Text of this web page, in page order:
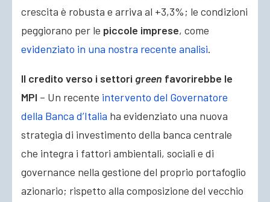
crescita è robusta e arriva al +3,3%; le condizioni
peggiorano per le piccole imprese, come
evidenziato in una nostra recente analisi.
Il credito verso i settori green favorirebbe le
MPI – Un recente intervento del Governatore
della Banca d’Italia ha evidenziato una nuova
strategia di investimento della banca centrale
che integra i fattori ambientali, sociali e di
governance nella gestione del proprio portafoglio
azionario; rispetto alla composizione del vecchio